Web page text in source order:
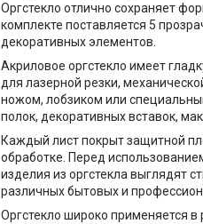
Оргстекло отлично сохраняет
комплекте поставляется 5
декоративных элементов.
Акриловое оргстекло имеет
для лазерной резки,
ножом, лобзиком или
полок, декоративных вставок,
Каждый лист покрыт защитной
обработке. Перед
изделия из оргстекла выглядят
различных бытовых и
Оргстекло широко применяется